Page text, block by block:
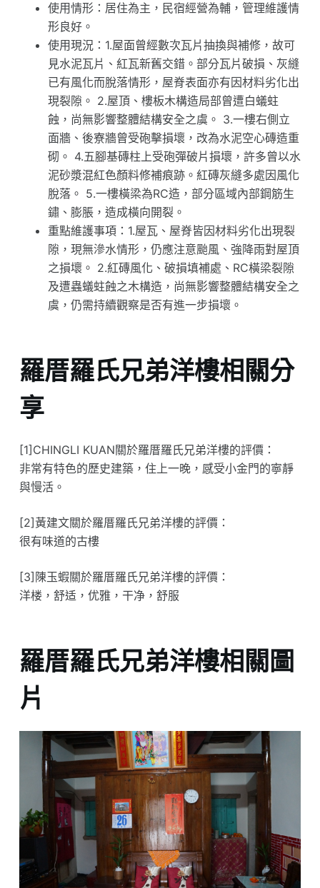
使用情形：居住為主，民宿經營為輔，管理維護情
形良好。
使用現況：1.屋面曾經數次瓦片抽換與補修，故可
見水泥瓦片、紅瓦新舊交錯。部分瓦片破損、灰縫
已有風化而脫落情形，屋脊表面亦有因材料劣化出
現裂隙。 2.屋頂、樓板木構造局部曾遭白蟻蛀
蝕，尚無影響整體結構安全之虞。 3.一樓右側立
面牆、後寮牆曾受砲擊損壞，改為水泥空心磚造重
砌。 4.五腳基磚柱上受砲彈破片損壞，許多曾以水
泥砂漿混紅色顏料修補痕跡。紅磚灰縫多處因風化
脫落。 5.一樓橫梁為RC造，部分區域內部鋼筋生
鏽、膨脹，造成橫向開裂。
重點維護事項：1.屋瓦、屋脊皆因材料劣化出現裂
隙，現無滲水情形，仍應注意颱風、強降雨對屋頂
之損壞。 2.紅磚風化、破損填補處、RC橫梁裂隙
及遭蟲蟻蛀蝕之木構造，尚無影響整體結構安全之
虞，仍需持續觀察是否有進一步損壞。
羅厝羅氏兄弟洋樓相關分
享
[1]CHINGLI KUAN關於羅厝羅氏兄弟洋樓的評價：
非常有特色的歷史建築，住上一晚，感受小金門的寧靜
與慢活。
[2]黃建文關於羅厝羅氏兄弟洋樓的評價：
很有味道的古樓
[3]陳玉蝦關於羅厝羅氏兄弟洋樓的評價：
洋楼，舒适，优雅，干净，舒服
羅厝羅氏兄弟洋樓相關圖
片